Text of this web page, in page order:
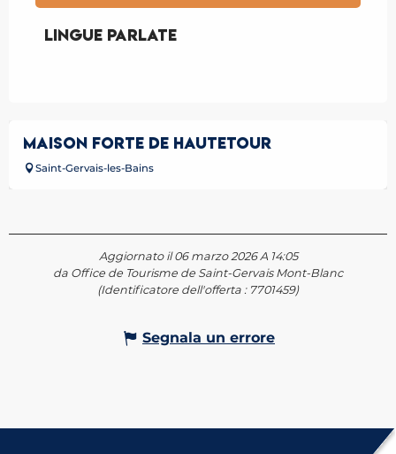
Lingue parlate
Lingue parlate
MAISON FORTE DE HAUTETOUR
Saint-Gervais-les-Bains
Aggiornato il 06 marzo 2026 A 14:05
da Office de Tourisme de Saint-Gervais Mont-Blanc
(Identificatore dell'offerta : 7701459)
Segnala un errore